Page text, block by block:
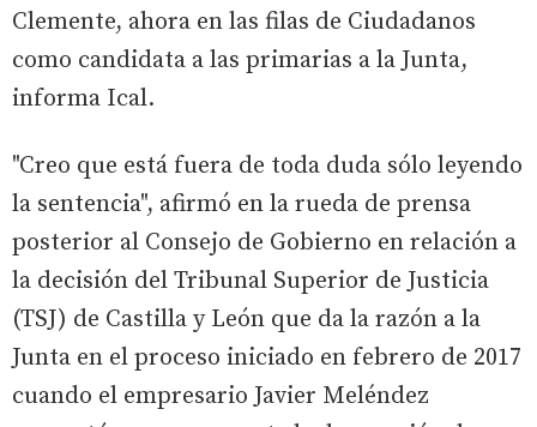
Clemente, ahora en las filas de Ciudadanos
como candidata a las primarias a la Junta,
informa Ical.
"Creo que está fuera de toda duda sólo leyendo
la sentencia", afirmó en la rueda de prensa
posterior al Consejo de Gobierno en relación a
la decisión del Tribunal Superior de Justicia
(TSJ) de Castilla y León que da la razón a la
Junta en el proceso iniciado en febrero de 2017
cuando el empresario Javier Meléndez